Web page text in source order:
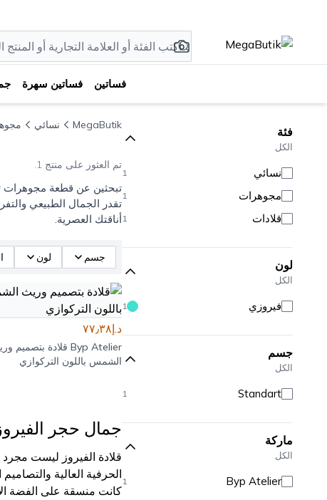
فساتين فساتين سهرة
فئة
الكل
نسائي 1
مجوهرات 1
قلادات 1
لون
الكل
فيروزي 1
جسم
الكل
Standart
1
ماركة
الكل
Byp Atelier
1
MegaButik نسائي
تم العثور على منتج 1.
تبحثين عن قطعة مجوهرات
تقدر الجمال الطبيعي
أناقتك العصرية.
جسم لون
د.إ٧٧٫٣٨
Byp Atelier قلادة بتصميم
الشمس باللون التركوازي
جمال حجر
قلادة الفيروز ليست
الحرفية العالية
كانت منسقة على الفضة